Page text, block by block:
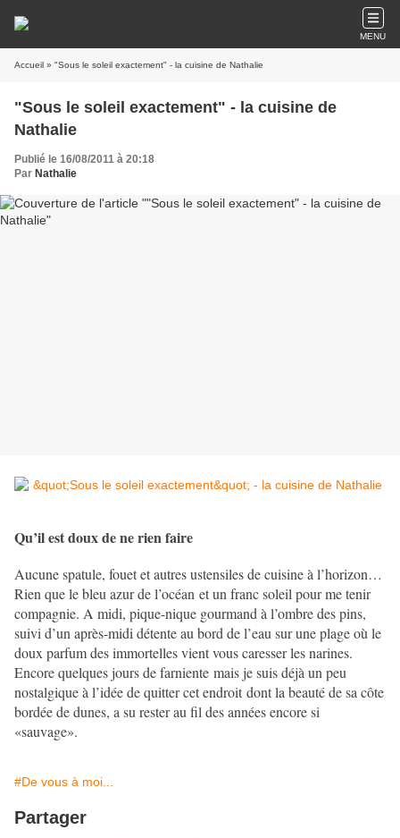
MENU
Accueil » "Sous le soleil exactement" - la cuisine de Nathalie
"Sous le soleil exactement" - la cuisine de
Nathalie
Publié le 16/08/2011 à 20:18
Par Nathalie
Qu’il est doux de ne rien faire
Aucune spatule, fouet et autres ustensiles de cuisine à l’horizon…
Rien que le bleu azur de l’océan et un franc soleil pour me tenir
compagnie. A midi, pique-nique gourmand à l’ombre des pins,
suivi d’un après-midi détente au bord de l’eau sur une plage où le
doux parfum des immortelles vient vous caresser les narines.
Encore quelques jours de farniente mais je suis déjà un peu
nostalgique à l’idée de quitter cet endroit dont la beauté de sa côte
bordée de dunes, a su rester au fil des années encore si
«sauvage».
#De vous à moi...
Partager